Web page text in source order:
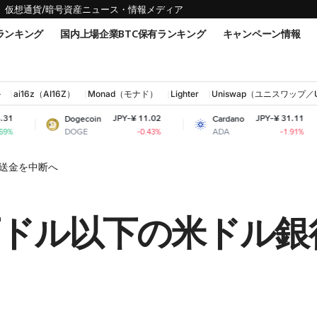
仮想通貨/暗号資産ニュース・情報メディア
ンキング 国内上場企業BTC保有ランキング キャンペーン情報
ai16z（AI16Z） Monad（モナド） Lighter Uniswap（ユニスワップ／
JPY-¥ 11.02
-0.43%
Cardano
ADA
JPY-¥ 31.11
-1.91%
Shiba
SHIB
金を中断へ
ル以下の米ドル